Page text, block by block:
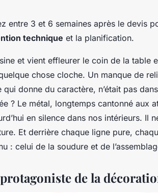
entre 3 et 6 semaines après le devis
technique et la planification.
et vient effleurer le coin de la table
chose cloche. Un manque de
donne du caractère, n’était pas
? Le métal, longtemps cantonné aux
en silence dans nos intérieurs. Il
Et derrière chaque ligne pure,
: celui de la soudure et de
de la